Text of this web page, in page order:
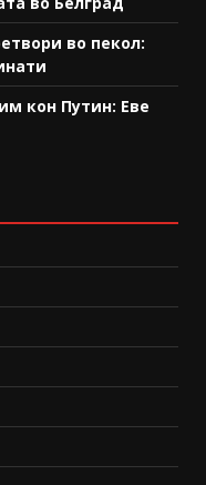
во пекол:
кон Путин: Еве